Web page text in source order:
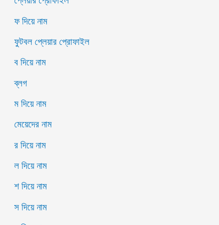
ফ দিয়ে নাম
ফুটবল প্লেয়ার প্রোফাইল
ব দিয়ে নাম
ব্লগ
ম দিয়ে নাম
মেয়েদের নাম
র দিয়ে নাম
ল দিয়ে নাম
শ দিয়ে নাম
স দিয়ে নাম